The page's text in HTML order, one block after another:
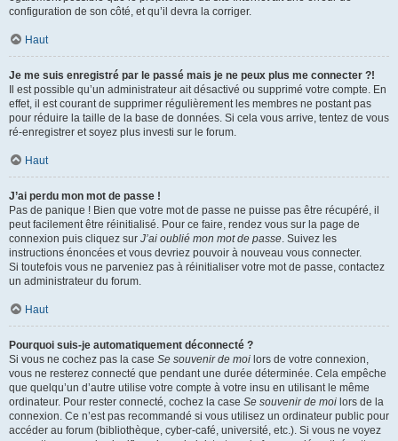
configuration de son côté, et qu’il devra la corriger.
Haut
Je me suis enregistré par le passé mais je ne peux plus me connecter ?!
Il est possible qu’un administrateur ait désactivé ou supprimé votre compte. En
effet, il est courant de supprimer régulièrement les membres ne postant pas
pour réduire la taille de la base de données. Si cela vous arrive, tentez de vous
ré-enregistrer et soyez plus investi sur le forum.
Haut
J’ai perdu mon mot de passe !
Pas de panique ! Bien que votre mot de passe ne puisse pas être récupéré, il
peut facilement être réinitialisé. Pour ce faire, rendez vous sur la page de
connexion puis cliquez sur J’ai oublié mon mot de passe. Suivez les
instructions énoncées et vous devriez pouvoir à nouveau vous connecter.
Si toutefois vous ne parveniez pas à réinitialiser votre mot de passe, contactez
un administrateur du forum.
Haut
Pourquoi suis-je automatiquement déconnecté ?
Si vous ne cochez pas la case Se souvenir de moi lors de votre connexion,
vous ne resterez connecté que pendant une durée déterminée. Cela empêche
que quelqu’un d’autre utilise votre compte à votre insu en utilisant le même
ordinateur. Pour rester connecté, cochez la case Se souvenir de moi lors de la
connexion. Ce n’est pas recommandé si vous utilisez un ordinateur public pour
accéder au forum (bibliothèque, cyber-café, université, etc.). Si vous ne voyez